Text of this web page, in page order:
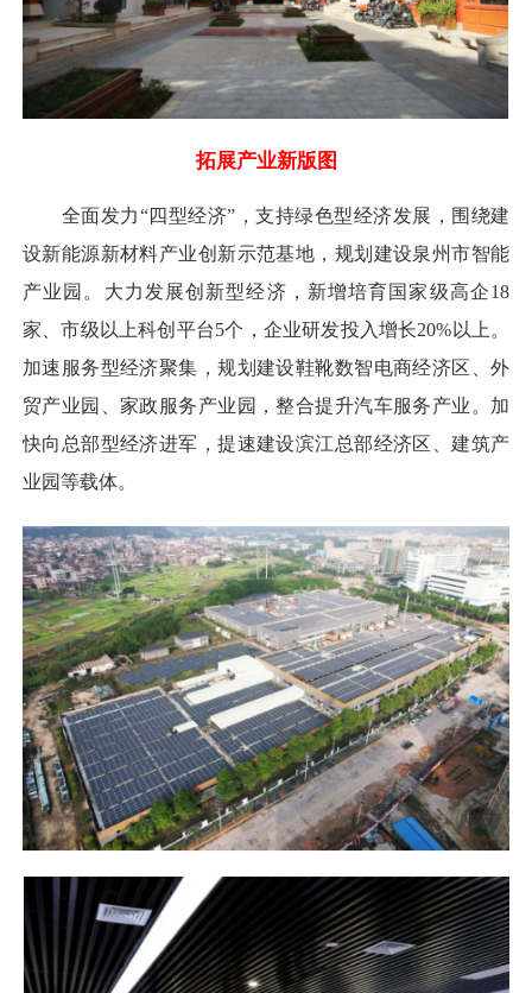
拓展产业新版图
全面发力“四型经济”，支持绿色型经济发展，围绕建
设新能源新材料产业创新示范基地，规划建设泉州市智能
产业园。大力发展创新型经济，新增培育国家级高企18
家、市级以上科创平台5个，企业研发投入增长20%以上。
加速服务型经济聚集，规划建设鞋靴数智电商经济区、外
贸产业园、家政服务产业园，整合提升汽车服务产业。加
快向总部型经济进军，提速建设滨江总部经济区、建筑产
业园等载体。